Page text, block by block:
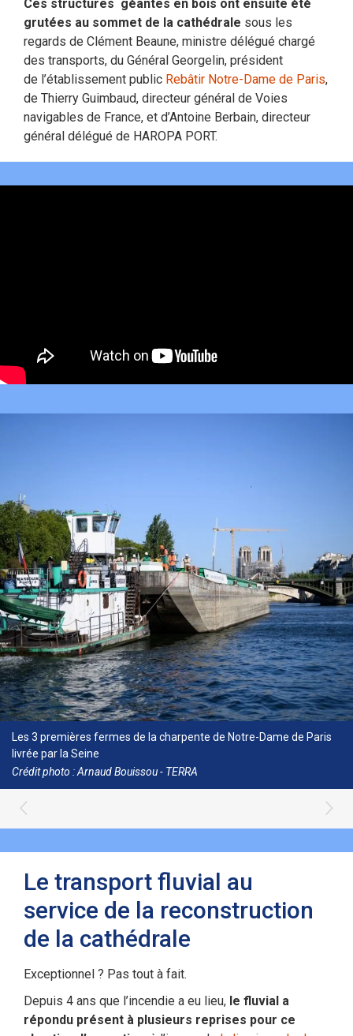
Ces structures géantes en bois ont ensuite été
grutées au sommet de la cathédrale sous les
regards de Clément Beaune, ministre délégué chargé
des transports, du Général Georgelin, président
de l’établissement public Rebâtir Notre-Dame de Paris,
de Thierry Guimbaud, directeur général de Voies
navigables de France, et d’Antoine Berbain, directeur
général délégué de HAROPA PORT.
Les 3 premières fermes de la charpente de Notre-Dame de Paris
livrée par la Seine
Crédit photo : Arnaud Bouissou - TERRA
Le transport fluvial au
service de la reconstruction
de la cathédrale
Exceptionnel ? Pas tout à fait.
Depuis 4 ans que l’incendie a eu lieu, le fluvial a
répondu présent à plusieurs reprises pour ce